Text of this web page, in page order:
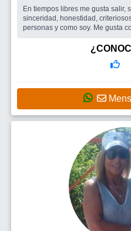
En tiempos libres me gusta salir,
sinceridad, honestidad,
personas y como soy. Me gusta
Amigos para salir ..si se
trasmita compañía afecto etc